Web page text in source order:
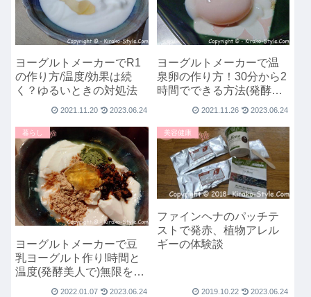
ヨーグルトメーカーでR1
の作り方/温度/効果は続
く？ゆるいときの対処法
2021.11.20 2023.06.24
ヨーグルトメーカーで温
泉卵の作り方！30分から2
時間でできる方法(発酵美
2021.11.26 2023.06.24
暮らし
ヨーグルトメーカーで豆
乳ヨーグルト作り!時間と
温度(発酵美人で)無限を目
2022.01.07 2023.06.24
美容健康
ファインヘナのパッチテ
ストで発赤、植物アレル
ギーの体験談
2019.10.22 2023.06.24